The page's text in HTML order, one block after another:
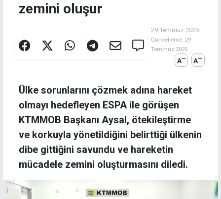
zemini oluşur
29 Temmuz 2025
Güncelleme: 29
Temmuz 2025
A A
Ülke sorunlarını çözmek adına hareket
olmayı hedefleyen ESPA ile görüşen
KTMMOB Başkanı Aysal, ötekileştirme
ve korkuyla yönetildiğini belirttiği ülkenin
dibe gittiğini savundu ve hareketin
mücadele zemini oluşturmasını diledi.